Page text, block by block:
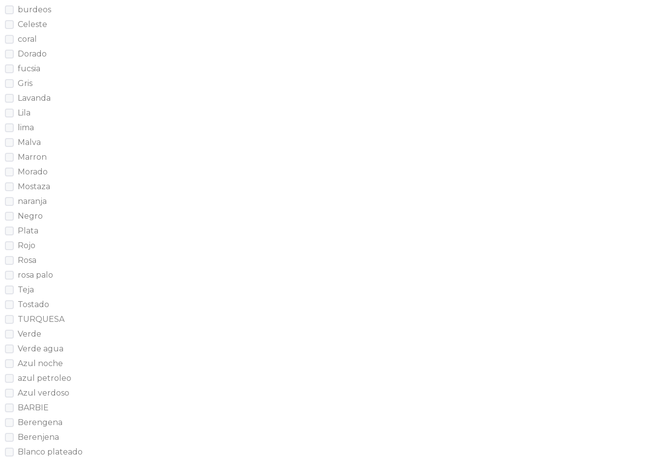
burdeos
Celeste
coral
Dorado
fucsia
Gris
Lavanda
Lila
lima
Malva
Marron
Morado
Mostaza
naranja
Negro
Plata
Rojo
Rosa
rosa palo
Teja
Tostado
TURQUESA
Verde
Verde agua
Azul noche
azul petroleo
Azul verdoso
BARBIE
Berengena
Berenjena
Blanco plateado